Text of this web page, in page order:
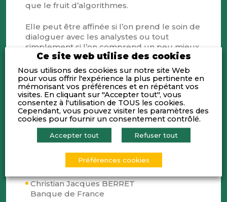
que le fruit d’algorithmes.
Elle peut être affinée si l’on prend le soin de
dialoguer avec les analystes ou tout
simplement si l’on comprend un peu mieux
les mécanismes en jeu.
En cette période « spécial covid », il est
important d’ouvrir ce sujet avec les acteurs
concernés.
Ce peut être aussi l’occasion de mettre en
pespective les choix à poser pour l’arrêté des
comptes 2020.
Avec la participation de
Christian Jacques BERRET
Banque de France
Ce site web utilise des cookies
Nous utilisons des cookies sur notre site Web
pour vous offrir l'expérience la plus pertinente en
mémorisant vos préférences et en répétant vos
visites. En cliquant sur "Accepter tout", vous
consentez à l'utilisation de TOUS les cookies.
Cependant, vous pouvez visiter les paramètres des
cookies pour fournir un consentement contrôlé.
Accepter tout Refuser tout
Préférences cookies